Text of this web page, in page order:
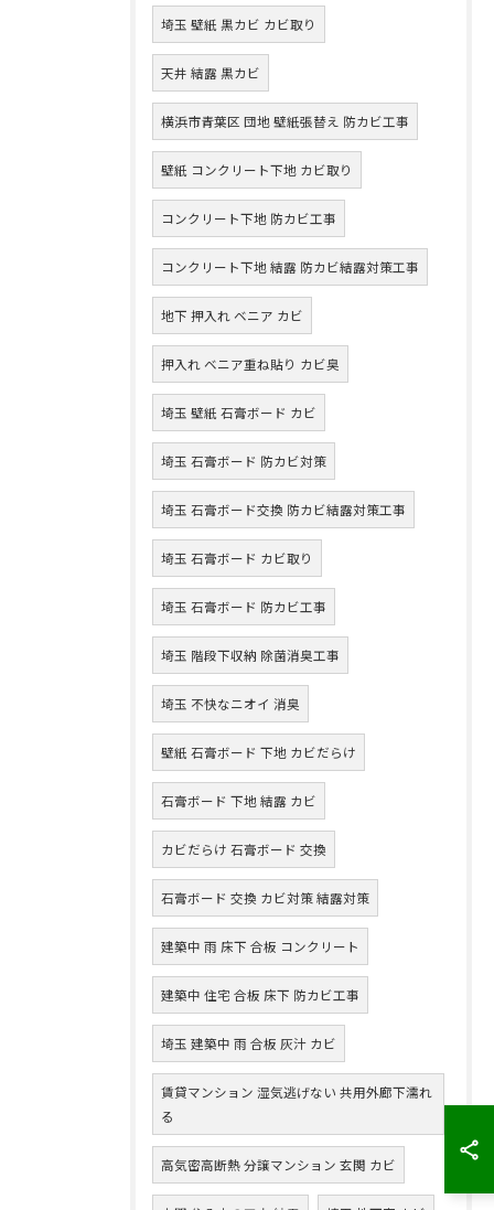
埼玉 壁紙 黒カビ カビ取り
天井 結露 黒カビ
横浜市青葉区 団地 壁紙張替え 防カビ工事
壁紙 コンクリート下地 カビ取り
コンクリート下地 防カビ工事
コンクリート下地 結露 防カビ結露対策工事
地下 押入れ ベニア カビ
押入れ ベニア重ね貼り カビ臭
埼玉 壁紙 石膏ボード カビ
埼玉 石膏ボード 防カビ対策
埼玉 石膏ボード交換 防カビ結露対策工事
埼玉 石膏ボード カビ取り
埼玉 石膏ボード 防カビ工事
埼玉 階段下収納 除菌消臭工事
埼玉 不快なニオイ 消臭
壁紙 石膏ボード 下地 カビだらけ
石膏ボード 下地 結露 カビ
カビだらけ 石膏ボード 交換
石膏ボード 交換 カビ対策 結露対策
建築中 雨 床下 合板 コンクリート
建築中 住宅 合板 床下 防カビ工事
埼玉 建築中 雨 合板 灰汁 カビ
賃貸マンション 湿気逃げない 共用外廊下濡れ
る
高気密高断熱 分譲マンション 玄関 カビ